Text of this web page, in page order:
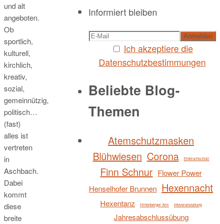
und alt
angeboten.
Ob
sportlich,
kulturell,
kirchlich,
kreativ,
sozial,
gemeinnützig,
politisch…
(fast)
alles ist
vertreten
in
Aschbach.
Dabei
kommt
diese
breite
Informiert bleiben
Ich akzeptiere die
Datenschutzbestimmungen
Beliebte Blog-
Themen
Atemschutzmasken
Blühwiesen Corona Einbruchschutz
Finn Schnur Flower Power
Henselhofer Brunnen Hexennacht
Hexentanz Hirtenberger Alm Infoveranstaltung
Jahresabschlussübung